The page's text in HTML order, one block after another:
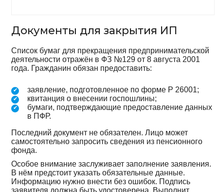
Документы для закрытия ИП
Список бумаг для прекращения предпринимательской
деятельности отражён в ФЗ №129 от 8 августа 2001
года. Гражданин обязан предоставить:
заявление, подготовленное по форме Р 26001;
квитанция о внесении госпошлины;
бумаги, подтверждающие предоставление данных
в ПФР.
Последний документ не обязателен. Лицо может
самостоятельно запросить сведения из пенсионного
фонда.
Особое внимание заслуживает заполнение заявления.
В нём предстоит указать обязательные данные.
Информацию нужно внести без ошибок. Подпись
заявителя должна быть удостоверена. Выполнит